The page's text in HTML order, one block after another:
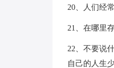
20、人们经
21、在哪里
22、不要说
自己的人生